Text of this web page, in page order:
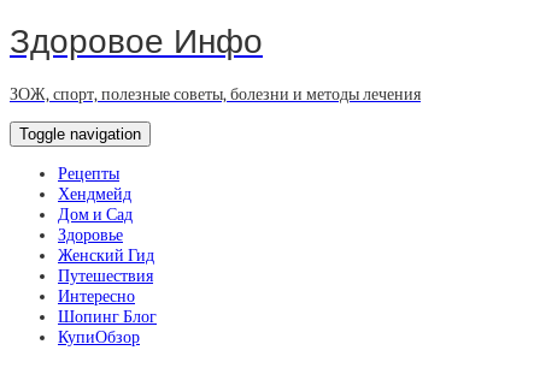
Здоровое Инфо
ЗОЖ, спорт, полезные советы, болезни и методы лечения
Toggle navigation
Рецепты
Хендмейд
Дом и Сад
Здоровье
Женский Гид
Путешествия
Интересно
Шопинг Блог
КупиОбзор